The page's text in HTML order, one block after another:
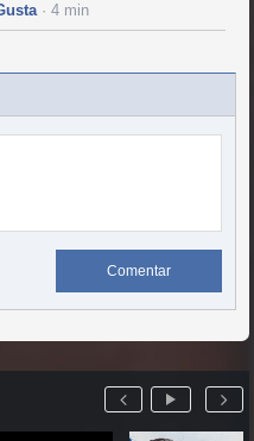
· 4 min
Comentar